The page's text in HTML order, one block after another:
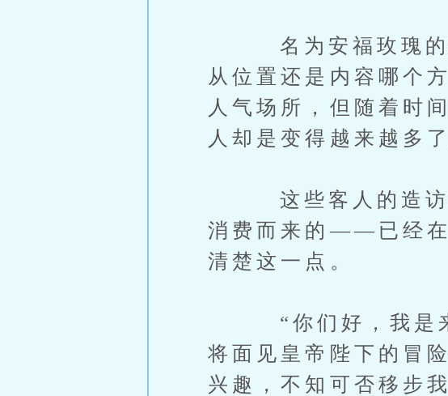
名为安福玫瑰的这
从位置还是内容哪个
人气场所，但随着时
人却是变得越来越多
这些客人的造访大
消费而来的——已经在
清楚这一点。
“你们好，我是来
将面见皇帝陛下的冒
兴趣，不知可否移步